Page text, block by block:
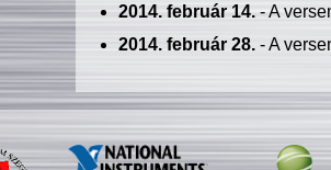
2014. február 14.- A
2014. február 28.- A